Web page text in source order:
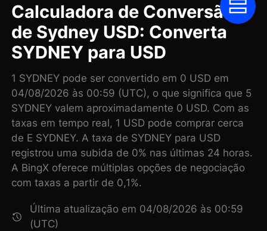
Calculadora de Conversão
de Sydney USD: Converta
SYDNEY para USD
1 SYDNEY pode ser convertido em 0 USD em
04/08/2026 às 00:59 (UTC), o que significa que 5
SYDNEY valem aproximadamente 0 USD. Com as
taxas em tempo real, 1 USD pode comprar cerca
de E SYDNEY. A taxa de SYDNEY para USD
registrou uma subida de 0% nas últimas 24 horas.
A BingX oferece múltiplas opções de negociação
com taxas a partir de 0,1%.
Última atualização em 04/08/2026 às 00:59
(UTC)